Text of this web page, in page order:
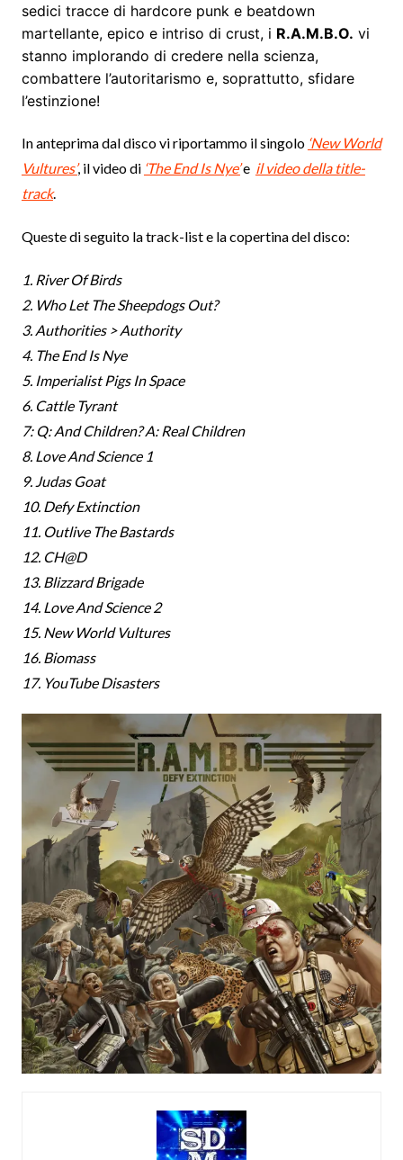
sedici tracce di hardcore punk e beatdown
martellante, epico e intriso di crust, i R.A.M.B.O. vi
stanno implorando di credere nella scienza,
combattere l’autoritarismo e, soprattutto, sfidare
l’estinzione!
In anteprima dal disco vi riportammo il singolo ‘New World
Vultures’, il video di ‘The End Is Nye’e il video della title-
track.
Queste di seguito la track-list e la copertina del disco:
1. River Of Birds
2. Who Let The Sheepdogs Out?
3. Authorities > Authority
4. The End Is Nye
5. Imperialist Pigs In Space
6. Cattle Tyrant
7: Q: And Children? A: Real Children
8. Love And Science 1
9. Judas Goat
10. Defy Extinction
11. Outlive The Bastards
12. CH@D
13. Blizzard Brigade
14. Love And Science 2
15. New World Vultures
16. Biomass
17. YouTube Disasters